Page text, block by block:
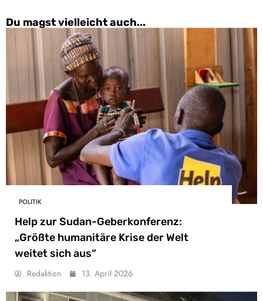
Du magst vielleicht auch...
POLITIK
Help zur Sudan-Geberkonferenz:
„Größte humanitäre Krise der Welt
weitet sich aus“
Redaktion 13. April 2026